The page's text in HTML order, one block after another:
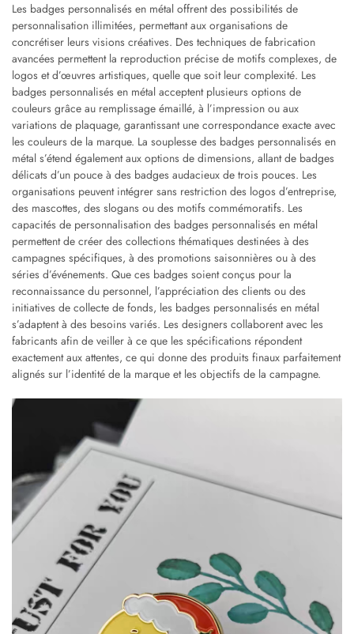
Les badges personnalisés en métal offrent des possibilités de
personnalisation illimitées, permettant aux organisations de
concrétiser leurs visions créatives. Des techniques de fabrication
avancées permettent la reproduction précise de motifs complexes, de
logos et d’œuvres artistiques, quelle que soit leur complexité. Les
badges personnalisés en métal acceptent plusieurs options de
couleurs grâce au remplissage émaillé, à l’impression ou aux
variations de plaquage, garantissant une correspondance exacte avec
les couleurs de la marque. La souplesse des badges personnalisés en
métal s’étend également aux options de dimensions, allant de badges
délicats d’un pouce à des badges audacieux de trois pouces. Les
organisations peuvent intégrer sans restriction des logos d’entreprise,
des mascottes, des slogans ou des motifs commémoratifs. Les
capacités de personnalisation des badges personnalisés en métal
permettent de créer des collections thématiques destinées à des
campagnes spécifiques, à des promotions saisonnières ou à des
séries d’événements. Que ces badges soient conçus pour la
reconnaissance du personnel, l’appréciation des clients ou des
initiatives de collecte de fonds, les badges personnalisés en métal
s’adaptent à des besoins variés. Les designers collaborent avec les
fabricants afin de veiller à ce que les spécifications répondent
exactement aux attentes, ce qui donne des produits finaux parfaitement
alignés sur l’identité de la marque et les objectifs de la campagne.